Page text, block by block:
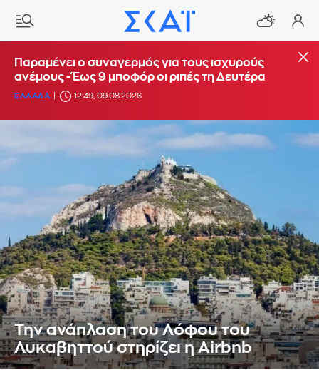
Παραμένει ο συναγερμός για τους ισχυρούς
ανέμους - Έως 9 μποφόρ οι ριπές τη Δευτέρα
ΕΛΛΑΔΑ 12:49, 09.08.2026
Την ανάπλαση του Λόφου του
Λυκαβηττού στηρίζει η Airbnb